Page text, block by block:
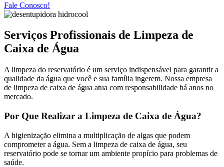
Fale Conosco!
Serviços Profissionais de Limpeza de
Caixa de Água
A limpeza do reservatório é um serviço indispensável para garantir a
qualidade da água que você e sua família ingerem. Nossa empresa
de limpeza de caixa de água atua com responsabilidade há anos no
mercado.
Por Que Realizar a Limpeza de Caixa de Água?
A higienização elimina a multiplicação de algas que podem
comprometer a água. Sem a limpeza de caixa de água, seu
reservatório pode se tornar um ambiente propício para problemas de
saúde.